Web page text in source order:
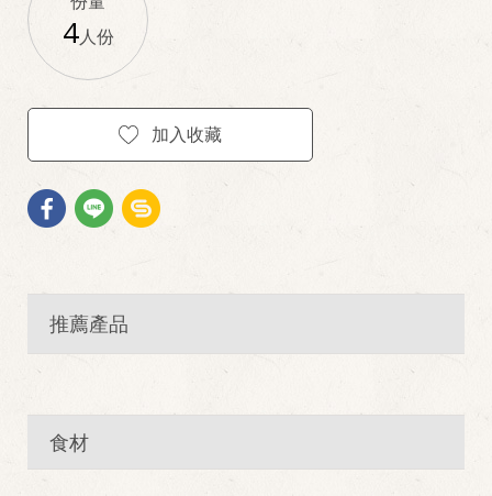
4人份
加入收藏
推薦產品
食材